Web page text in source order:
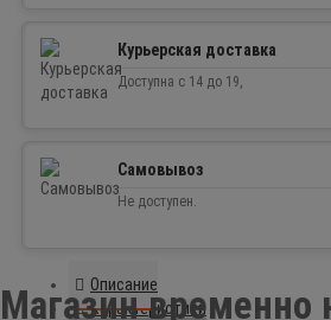
Курьерская доставка
Доступна с 14 до 19,
Самовывоз
Не доступен.
Описание
Характеристики
Магазин временно